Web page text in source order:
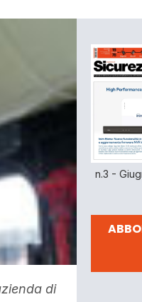
di
n.3 -